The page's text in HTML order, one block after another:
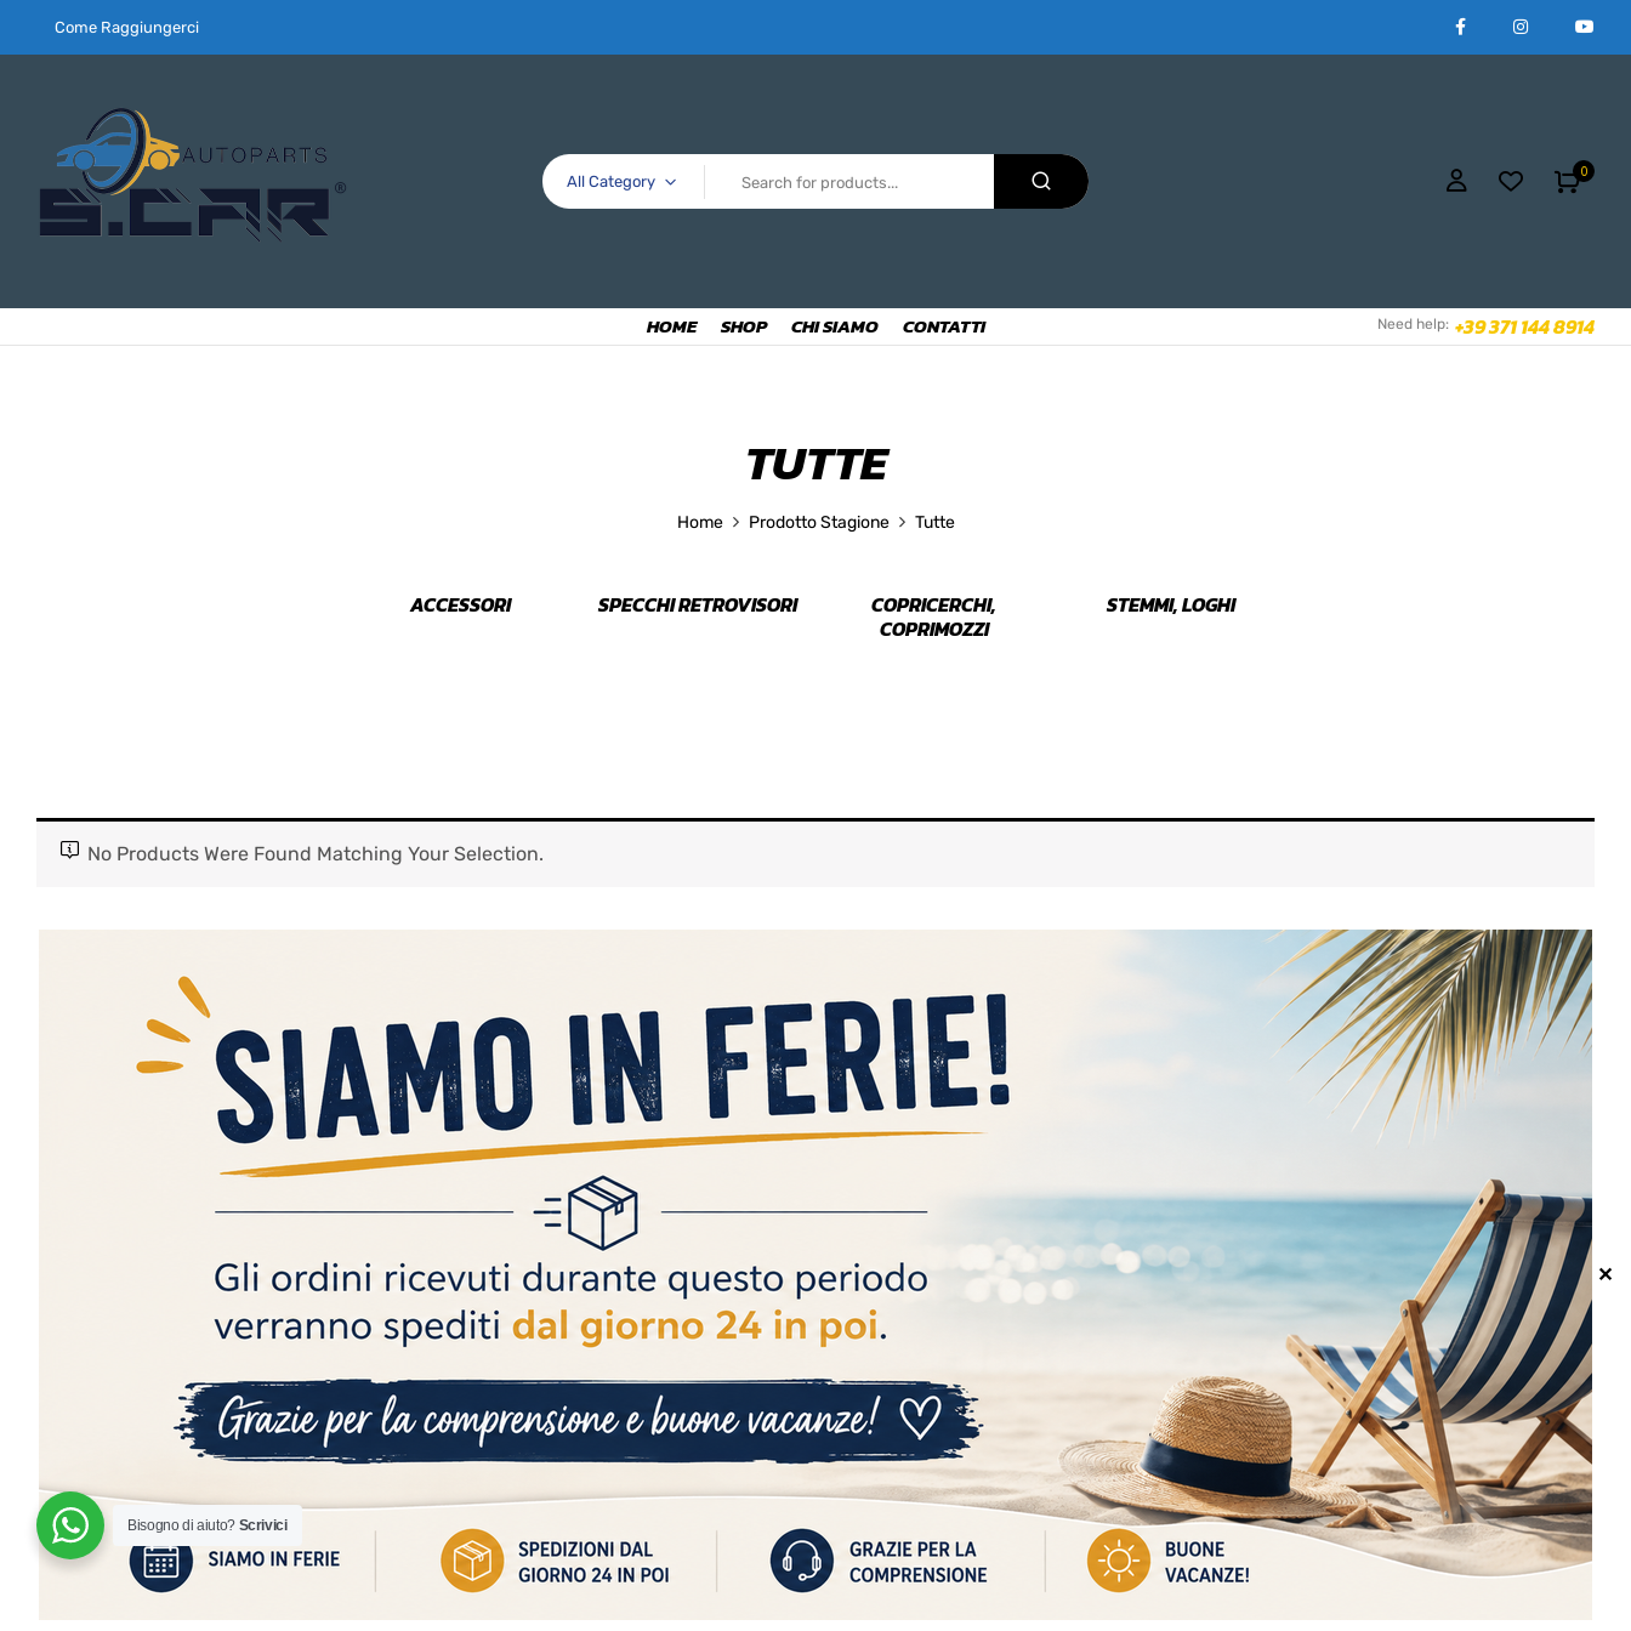
✕
Come Raggiungerci
All Category
0
HOME SHOP CHI SIAMO CONTATTI Need help: +39 371 144 8914
TUTTE
Home Prodotto Stagione Tutte
ACCESSORI SPECCHI RETROVISORI
COPRICERCHI,
COPRIMOZZI
STEMMI, LOGHI
No Products Were Found Matching Your Selection.
CONTATTI
assistenza@autoricambiscar.it
P. IVA 10171281214
corso giuseppe garibaldi n 162
© 2024 | MADE WITH ♥️ BY
Bisogno di aiuto? Scrivici